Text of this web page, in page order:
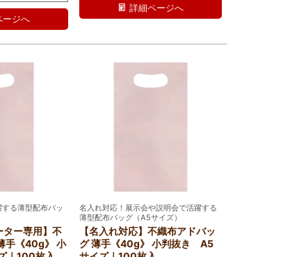
ージへ
詳細ページへ
る薄型配布バッ
ター専用】不
手《40g》 小
名入れ対応！展示会や説明会で活躍する
薄型配布バッグ（A5サイズ）
【名入れ対応】不織布アドバッ
グ 薄手《40g》 小判抜き A5